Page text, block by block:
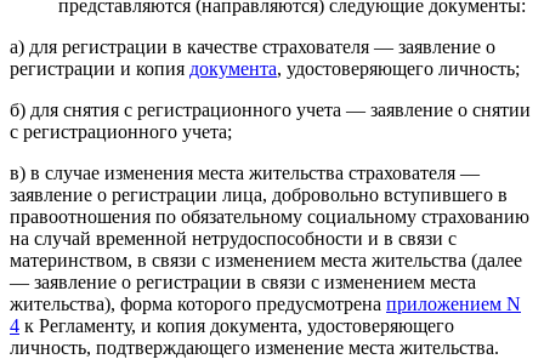
представляются (направляются) следующие документы:
а) для регистрации в качестве страхователя — заявление о
регистрации и копия документа, удостоверяющего личность;
б) для снятия с регистрационного учета — заявление о снятии
с регистрационного учета;
в) в случае изменения места жительства страхователя —
заявление о регистрации лица, добровольно вступившего в
правоотношения по обязательному социальному страхованию
на случай временной нетрудоспособности и в связи с
материнством, в связи с изменением места жительства (далее
— заявление о регистрации в связи с изменением места
жительства), форма которого предусмотрена приложением N
4 к Регламенту, и копия документа, удостоверяющего
личность, подтверждающего изменение места жительства.